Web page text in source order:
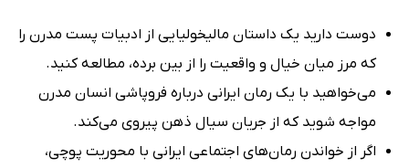
دوست دارید یک داستان مالیخولیایی از ادبیات پست مدرن را
که مرز میان خیال و واقعیت را از بین برده، مطالعه کنید.
می‌خواهید با یک رمان ایرانی درباره فروپاشی انسان مدرن
مواجه شوید که از جریان سیال ذهن پیروی می‌کند.
اگر از خواندن رمان‌های اجتماعی ایرانی با محوریت پوچی،